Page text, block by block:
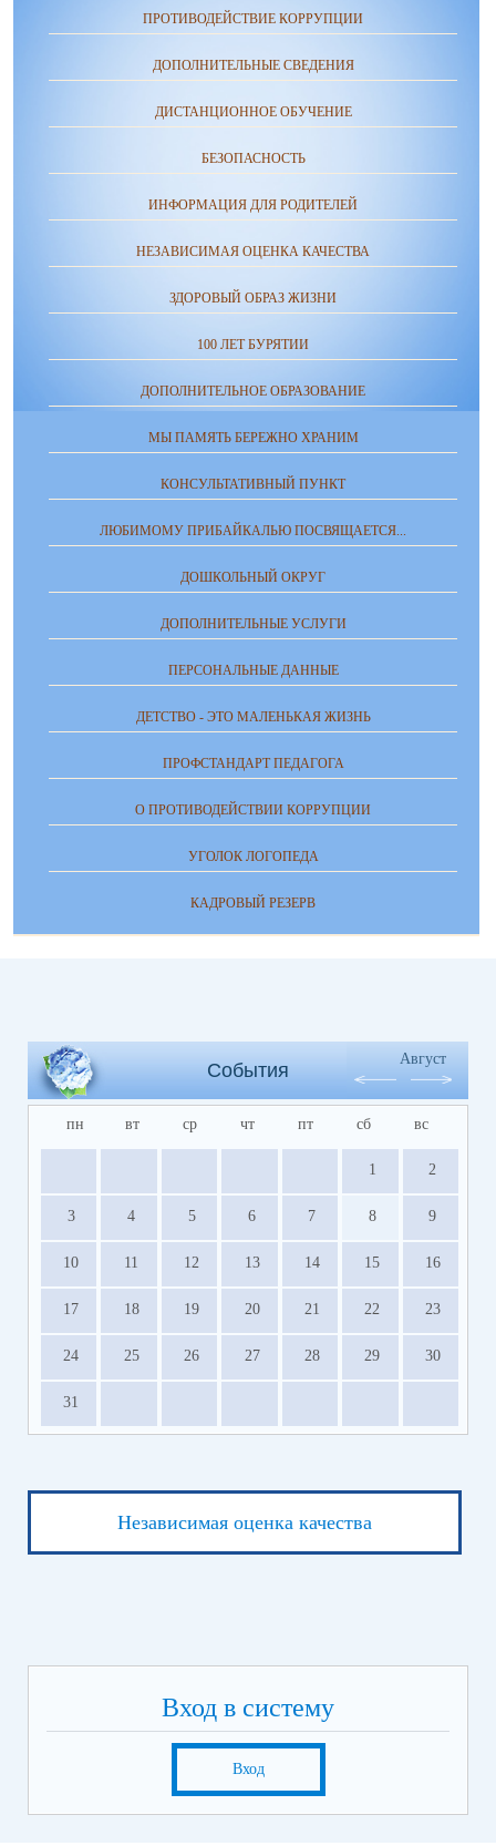
ПРОТИВОДЕЙСТВИЕ КОРРУПЦИИ
ДОПОЛНИТЕЛЬНЫЕ СВЕДЕНИЯ
ДИСТАНЦИОННОЕ ОБУЧЕНИЕ
БЕЗОПАСНОСТЬ
ИНФОРМАЦИЯ ДЛЯ РОДИТЕЛЕЙ
НЕЗАВИСИМАЯ ОЦЕНКА КАЧЕСТВА
ЗДОРОВЫЙ ОБРАЗ ЖИЗНИ
100 ЛЕТ БУРЯТИИ
ДОПОЛНИТЕЛЬНОЕ ОБРАЗОВАНИЕ
МЫ ПАМЯТЬ БЕРЕЖНО ХРАНИМ
КОНСУЛЬТАТИВНЫЙ ПУНКТ
ЛЮБИМОМУ ПРИБАЙКАЛЬЮ ПОСВЯЩАЕТСЯ...
ДОШКОЛЬНЫЙ ОКРУГ
ДОПОЛНИТЕЛЬНЫЕ УСЛУГИ
ПЕРСОНАЛЬНЫЕ ДАННЫЕ
ДЕТСТВО - ЭТО МАЛЕНЬКАЯ ЖИЗНЬ
ПРОФСТАНДАРТ ПЕДАГОГА
О ПРОТИВОДЕЙСТВИИ КОРРУПЦИИ
УГОЛОК ЛОГОПЕДА
КАДРОВЫЙ РЕЗЕРВ
События
Август
пн вт ср чт пт сб вс
1 2
3 4 5 6 7 8 9
10 11 12 13 14 15 16
17 18 19 20 21 22 23
24 25 26 27 28 29 30
31
Независимая оценка качества
Вход в систему
Вход